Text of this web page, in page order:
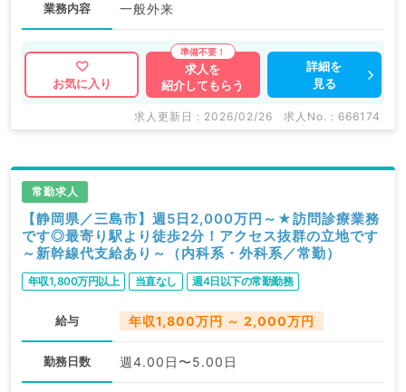
業務内容 一般外来
お気に入り
求人を
紹介してもらう
詳細を
見る
求人更新日 : 2026/02/26 求人No. : 666174
常勤求人
【静岡県／三島市】週5日2,000万円～★訪問診療業務
です◎最寄り駅より徒歩2分！アクセス抜群の立地です
～新幹線代支給あり～（内科系・外科系／常勤）
年収1,800万円以上 当直なし 週4日以下の常勤勤務
給与 年収1,800万円 ～ 2,000万円
勤務日数 週4.00日〜5.00日